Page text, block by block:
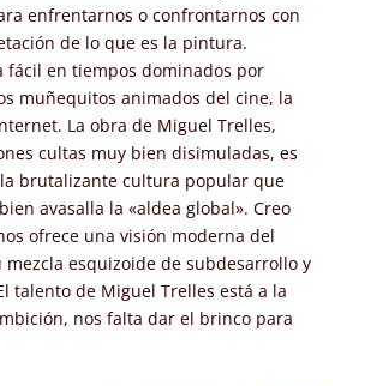
enfrentarnos o confrontarnos con
de lo que es la pintura.
fácil en tiempos dominados por
muñequitos animados del cine, la
La obra de Miguel Trelles,
cultas muy bien disimuladas, es
brutalizante cultura popular que
avasalla la «aldea global». Creo
ofrece una visión moderna del
mezcla esquizoide de subdesarrollo y
talento de Miguel Trelles está a la
nos falta dar el brinco para